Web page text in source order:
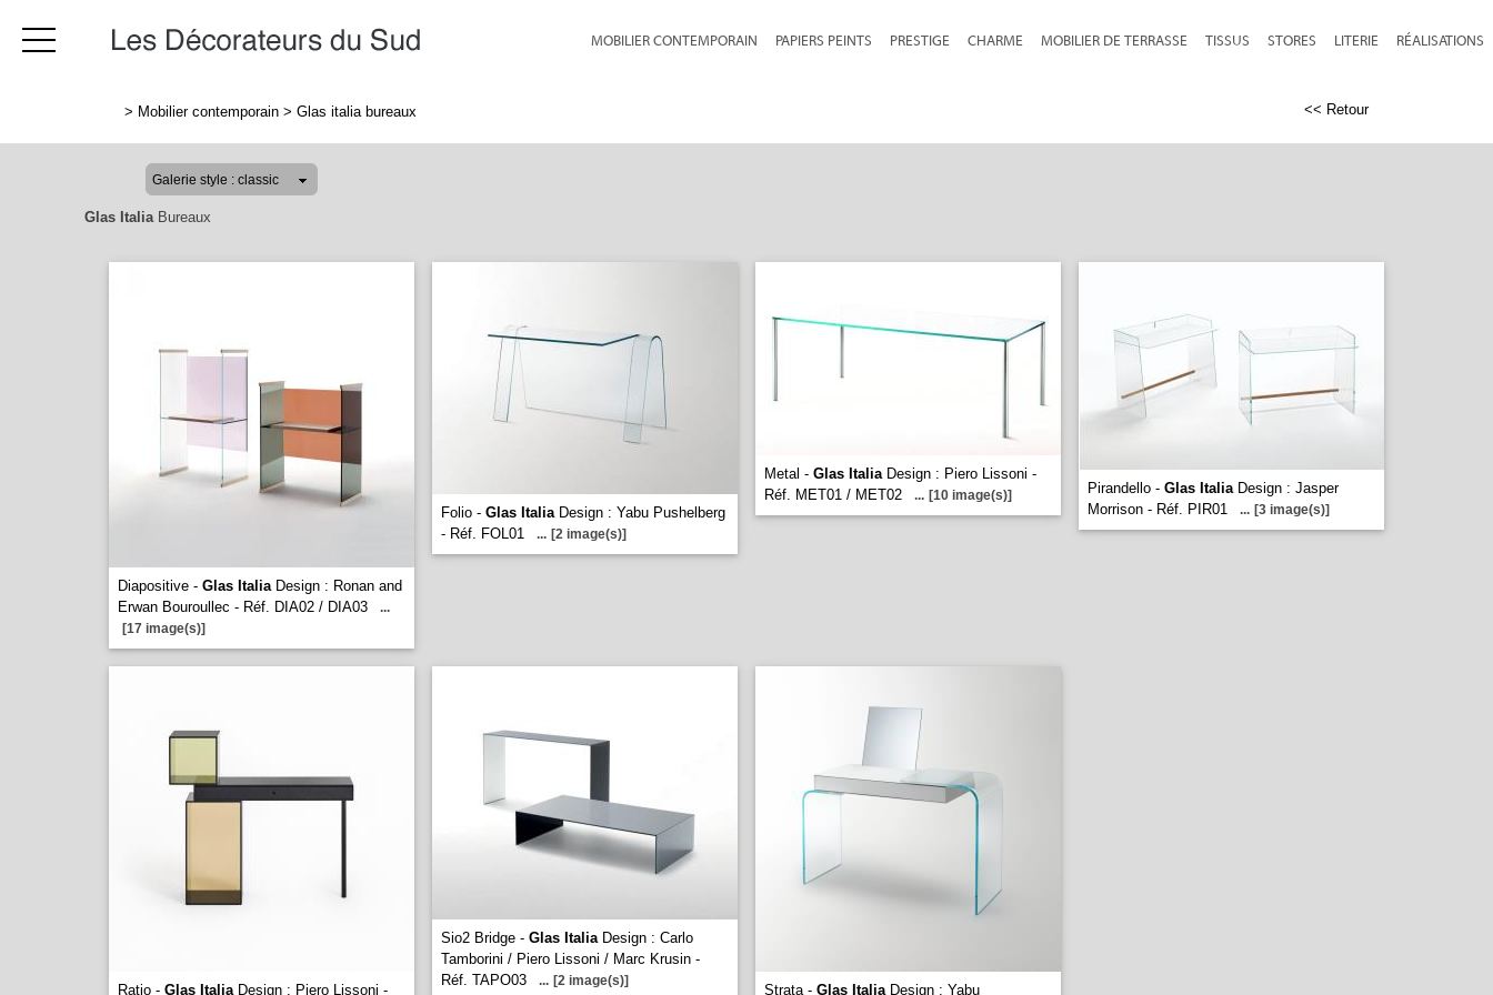
MOBILIER CONTEMPORAIN PAPIERS PEINTS PRESTIGE CHARME MOBILIER DE TERRASSE TISSUS STORES LITERIE RÉALISATIONS
> Mobilier contemporain > Glas italia bureaux << Retour
Glas ItaliaBureaux
Diapositive - Glas ItaliaDesign : Ronan and
Erwan Bouroullec - Réf. DIA02 / DIA03
...
[17 image(s)]
Folio - Glas ItaliaDesign : Yabu Pushelberg
- Réf. FOL01
... [2 image(s)]
Metal - Glas ItaliaDesign : Piero Lissoni -
Réf. MET01 / MET02
... [10 image(s)] Pirandello - Glas ItaliaDesign : Jasper
Morrison - Réf. PIR01
... [3 image(s)]
Ratio - Glas ItaliaDesign : Piero Lissoni -
Sio2 Bridge - Glas ItaliaDesign : Carlo
Tamborini / Piero Lissoni / Marc Krusin -
Réf. TAPO03
... [2 image(s)]
Strata - Glas ItaliaDesign : Yabu